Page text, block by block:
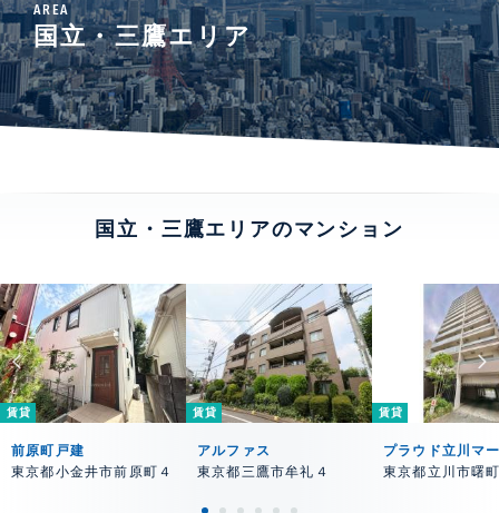
AREA
国立・三鷹エリア
国立・三鷹エリアのマンション
賃貸
前原町戸建
東京都小金井市前原町４
賃貸
アルファス
東京都三鷹市牟礼４
賃貸
プラウド立川マ
東京都立川市曙